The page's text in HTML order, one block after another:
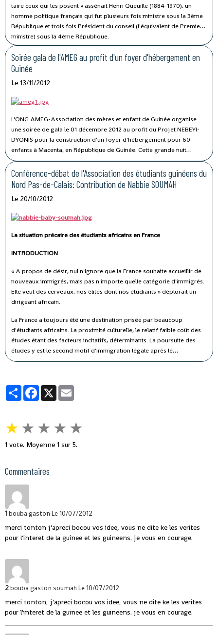
taire ceux qui les posent » assénait Henri Queuille (1884-1970), un
homme politique français qui fut plusieurs fois ministre sous la 3ème
République et trois fois Président du conseil (l'équivalent de Premier
ministre) sous la 4ème République.
Soirée gala de l'AMEG au profit d'un foyer d'hébergement en
Guinée
Le 13/11/2012
L'ONG AMEG-Association des mères et enfant de Guinée organise
une soirée de gala le 01 décembre 2012 au profit du Projet NEBEYI-
DYONIS pour la construction d'un foyer d'hébergement pour 60
enfants à Macenta, en République de Guinée. Cette grande nuit
africaine de l'ONG AMEG aura lieu, de 20h à l'aube, à la SALLE
GEORGES POLITZER au 14, rue Georges Politzer, 93120 la
COURNEUVE.
Conférence-débat de l'Association des étudiants guinéens du
Nord Pas-de-Calais: Contribution de Nabbie SOUMAH
Le 20/10/2012
La situation précaire des étudiants africains en France
INTRODUCTION
« A propos de désir, nul n'ignore que la France souhaite accueillir de
nouveaux immigrés, mais pas n'importe quelle catégorie d'immigrés.
Elle veut des cerveaux, nos élites dont nos étudiants » déplorait un
dirigeant africain.
La France a toujours été une destination prisée par beaucoup
d'étudiants africains. La proximité culturelle, le relatif faible coût des
études étant des facteurs incitatifs, déterminants. La poursuite des
études y est le second motif d'immigration légale après le
regroupement familial.
PartagerFacebook
X
★ ★ ★ ★ ★
1 vote. Moyenne 1 sur 5.
Commentaires
1bouba gaston Le 10/07/2012
merci tonton j'apreci bocou vos idee, vous ne dite ke les verites
pour l'interet de la guinee et les guineens. je vous en courage.
2bouba gaston soumah Le 10/07/2012
merci tonton, j'apreci bocou vos idee, vous ne dite ke les verites
pour l'interet de la guinee et les guineens. je vous en courage.